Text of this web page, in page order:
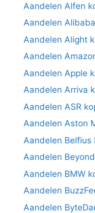
Aandelen Alfen
Aandelen
Aandelen Alight
Aandelen
Aandelen Apple
Aandelen Arriva
Aandelen ASR
Aandelen Aston
Aandelen Belfius
Aandelen
Aandelen BMW
Aandelen
Aandelen